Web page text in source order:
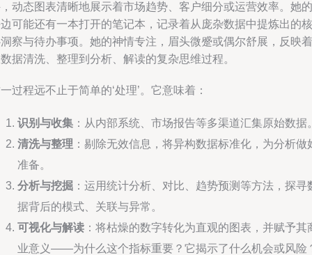
动态图表清晰地展示着市场趋势、客户细分或运营效率。她的
可能还有一本打开的笔记本，记录着从庞杂数据中提炼出的核
察与待办事项。她的神情专注，眉头微蹙或偶尔舒展，反映着
据清洗、整理到分析、解读的复杂思维过程。
过程远不止于简单的‘处理’。它意味着：
识别与收集 ：从内部系统、市场报告等多渠道汇集原始数据
清洗与整理 ：剔除无效信息，将异构数据标准化，为分析做
准备。
分析与挖掘 ：运用统计分析、对比、趋势预测等方法，探寻
据背后的模式、关联与异常。
可视化与解读 ：将枯燥的数字转化为直观的图表，并赋予其
业意义——为什么这个指标重要？它揭示了什么机会或风险